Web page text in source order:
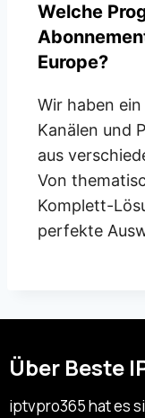
Welche
Europe?
Wir haben
Kanälen und
aus
Von
Komplett-
perfekte
Über Beste
iptvpro365 hat es